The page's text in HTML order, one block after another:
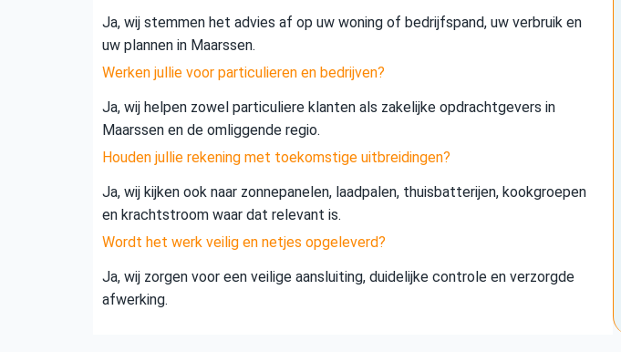
Ja, wij stemmen het advies af op uw woning of bedrijfspand, uw verbruik en
uw plannen in Maarssen.
Werken jullie voor particulieren en bedrijven?
Ja, wij helpen zowel particuliere klanten als zakelijke opdrachtgevers in
Maarssen en de omliggende regio.
Houden jullie rekening met toekomstige uitbreidingen?
Ja, wij kijken ook naar zonnepanelen, laadpalen, thuisbatterijen, kookgroepen
en krachtstroom waar dat relevant is.
Wordt het werk veilig en netjes opgeleverd?
Ja, wij zorgen voor een veilige aansluiting, duidelijke controle en verzorgde
afwerking.